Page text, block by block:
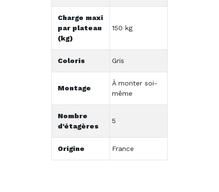
Charge maxi
par plateau
(kg)
150 kg
Coloris Gris
Montage
À monter soi-
même
Nombre
d'étagères
5
Origine France